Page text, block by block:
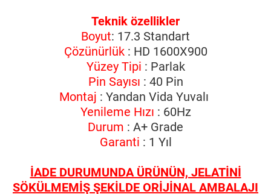
Teknik özellikler
Boyut: 17.3 Standart
Çözünürlük: HD 1600X900
Yüzey Tipi : Parlak
Pin Sayısı : 40 Pin
Montaj : Yandan Vida Yuvalı
Yenileme Hızı : 60Hz
Durum : A+ Grade
Garanti : 1 Yıl
İADE DURUMUNDA ÜRÜNÜN, JELATİNİ
SÖKÜLMEMİŞ ŞEKİLDE ORİJİNAL AMBALAJI